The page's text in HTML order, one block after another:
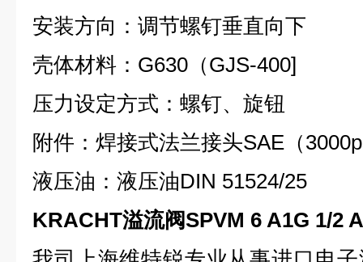
安装方向：调节螺钉垂直向下
壳体材料：G630（GJS-400]
压力设定方式：螺钉、旋钮
附件：焊接式法兰接头SAE（
液压油：液压油DIN 51524/25
KRACHT溢流阀SPVM 6 A1G 1/2